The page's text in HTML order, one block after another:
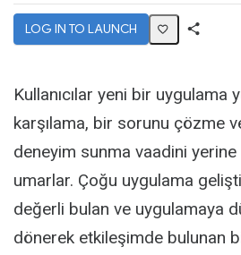
LOG IN TO LAUNCH
Kullanıcılar yeni bir uygulama
karşılama, bir sorunu çözme
deneyim sunma vaadini
umarlar. Çoğu uygulama
değerli bulan ve uygulamaya
dönerek etkileşimde bulunan